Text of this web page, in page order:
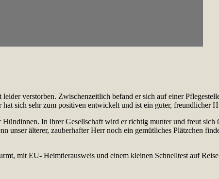
verstorben. Zwischenzeitlich befand er sich auf einer
sich sehr zum positiven entwickelt und ist ein guter, freundlicher
In ihrer Gesellschaft wird er richtig munter und freut
unser älterer, zauberhafter Herr noch ein gemütliches Plätzchen
mit EU- Heimtierausweis und einem kleinen Schnelltest auf